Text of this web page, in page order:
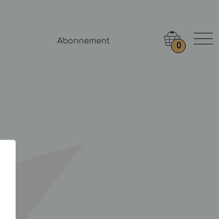
Abonnement
0